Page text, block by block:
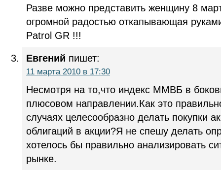
Разве можно представить женщину 8
огромной радостью откапывающая
Patrol GR !!!
Евгений пишет:
11 марта 2010 в 17:30
Несмотря на то,что индекс ММВБ в
плюсовом направлении.Как это
случаях целесообразно делать покупки
облигаций в акции?Я не спешу делать
хотелось бы правильно анализировать
рынке.